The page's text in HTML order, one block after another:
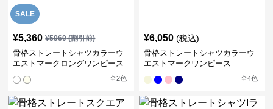
SALE
¥5,360 ¥5960(割引前)
骨格ストレートシャツカラーウ
エストマークロングワンピース
全2色
¥6,050 (税込)
骨格ストレートシャツカラーウ
エストマークワンピース
全4色